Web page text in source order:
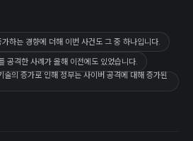
하는 경향에 더해 이번 사건도 그 중 하나입니다.
공격한 사례가 올해 이전에도 있었습니다.
의 증가로 인해 정부는 사이버 공격에 대해 증가된